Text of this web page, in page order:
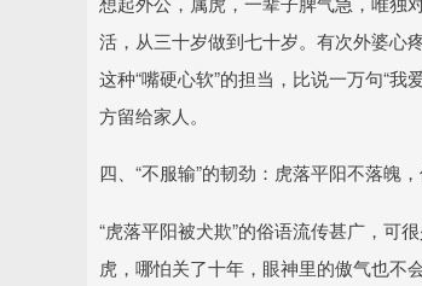
活，从三十岁做到七十岁。有次外婆心
这种“嘴硬心软”的担当，比说一万句“
方留给家人。
四、“不服输”的韧劲：虎落平阳不落魄
“虎落平阳被犬欺”的俗语流传甚广，可
虎，哪怕关了十年，眼神里的傲气也不